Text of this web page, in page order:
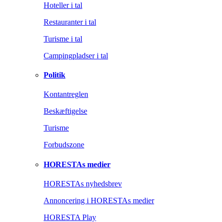
Hoteller i tal
Restauranter i tal
Turisme i tal
Campingpladser i tal
Politik
Kontantreglen
Beskæftigelse
Turisme
Forbudszone
HORESTAs medier
HORESTAs nyhedsbrev
Annoncering i HORESTAs medier
HORESTA Play